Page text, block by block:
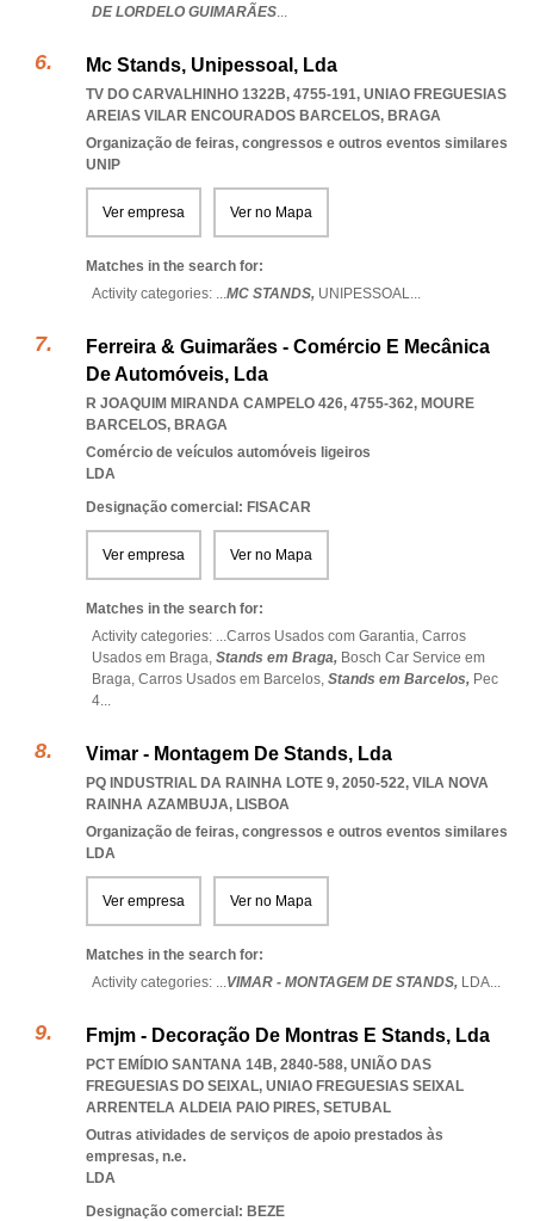
DE LORDELO GUIMARÃES...
Mc Stands, Unipessoal, Lda
TV DO CARVALHINHO 1322B, 4755-191, UNIAO FREGUESIAS
AREIAS VILAR ENCOURADOS BARCELOS, BRAGA
Organização de feiras, congressos e outros eventos similares
UNIP
Ver empresa Ver no Mapa
Matches in the search for:
Activity categories: ...MC STANDS, UNIPESSOAL...
Ferreira & Guimarães - Comércio E Mecânica
De Automóveis, Lda
R JOAQUIM MIRANDA CAMPELO 426, 4755-362, MOURE
BARCELOS, BRAGA
Comércio de veículos automóveis ligeiros
LDA
Designação comercial: FISACAR
Ver empresa Ver no Mapa
Matches in the search for:
Activity categories: ...Carros Usados com Garantia, Carros
Usados em Braga, Stands em Braga, Bosch Car Service em
Braga, Carros Usados em Barcelos, Stands em Barcelos, Pec
4...
Vimar - Montagem De Stands, Lda
PQ INDUSTRIAL DA RAINHA LOTE 9, 2050-522, VILA NOVA
RAINHA AZAMBUJA, LISBOA
Organização de feiras, congressos e outros eventos similares
LDA
Ver empresa Ver no Mapa
Matches in the search for:
Activity categories: ...VIMAR - MONTAGEM DE STANDS, LDA...
Fmjm - Decoração De Montras E Stands, Lda
PCT EMÍDIO SANTANA 14B, 2840-588, UNIÃO DAS
FREGUESIAS DO SEIXAL, UNIAO FREGUESIAS SEIXAL
ARRENTELA ALDEIA PAIO PIRES, SETUBAL
Outras atividades de serviços de apoio prestados às
empresas, n.e.
LDA
Designação comercial: BEZE